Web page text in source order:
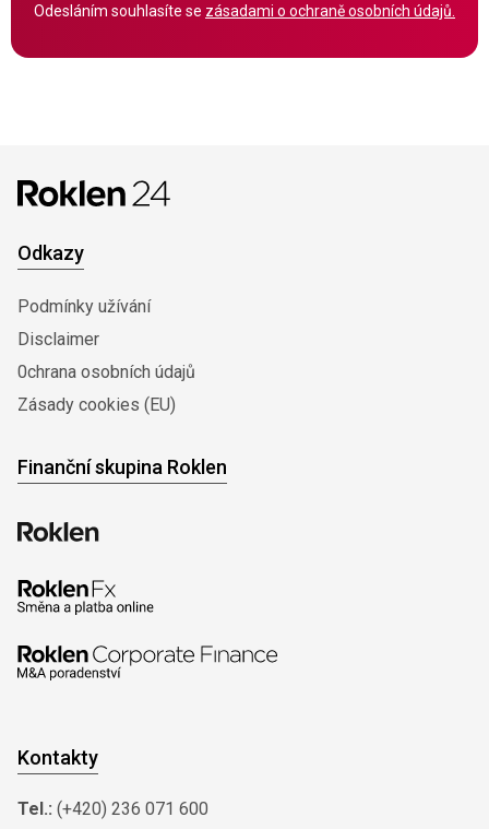
Odesláním souhlasíte se zásadami o ochraně osobních údajů.
Odkazy
Podmínky užívání
Disclaimer
0chrana osobních údajů
Zásady cookies (EU)
Finanční skupina Roklen
Kontakty
Tel.: (+420) 236 071 600